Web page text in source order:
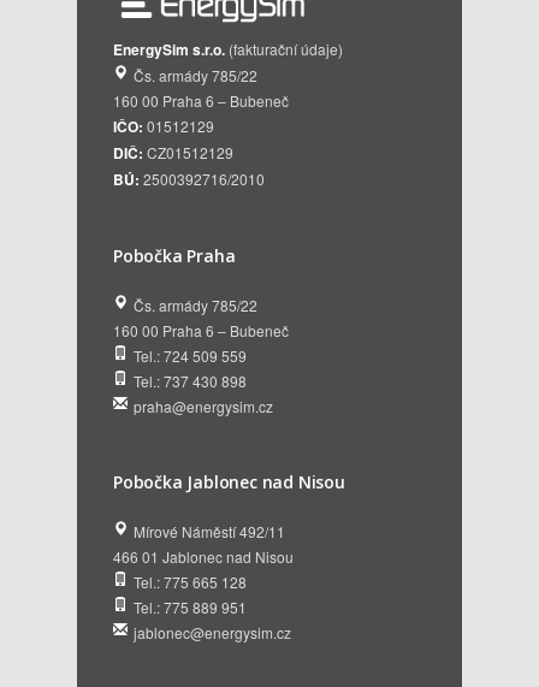
EnergySim s.r.o. (fakturační údaje)
Čs. armády 785/22
160 00 Praha 6 – Bubeneč
IČO: 01512129
DIČ: CZ01512129
BÚ: 2500392716/2010
Pobočka Praha
Čs. armády 785/22
160 00 Praha 6 – Bubeneč
Tel.: 724 509 559
Tel.: 737 430 898
praha@energysim.cz
Pobočka Jablonec nad Nisou
Mírové Náměstí 492/11
466 01 Jablonec nad Nisou
Tel.: 775 665 128
Tel.: 775 889 951
jablonec@energysim.cz